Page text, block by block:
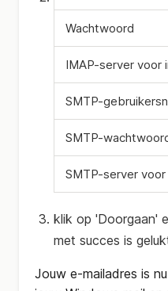
Wachtwoord
IMAP-server voor
SMTP-
SMTP-
SMTP-server voor
klik op 'Doorgaan'
met succes is
Jouw e-mailadres is